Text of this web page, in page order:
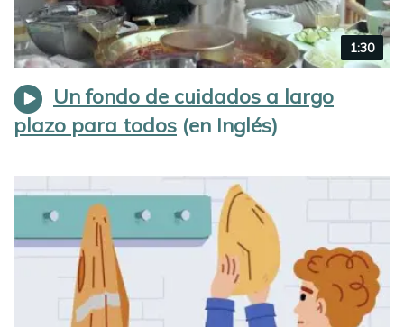
Video
duration
1:30
Un fondo de cuidados a largo
plazo para todos